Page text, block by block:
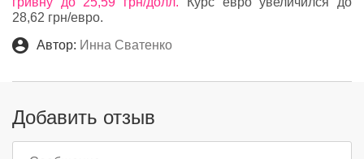
28,62 грн/евро.
Автор: Инна Сватенко
Добавить отзыв